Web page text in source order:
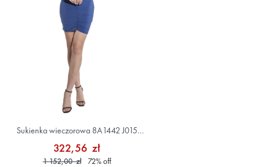
Sukienka wieczorowa 8A1442 J015
Niebieski
322,56 zł
1 152,00 zł 72%off